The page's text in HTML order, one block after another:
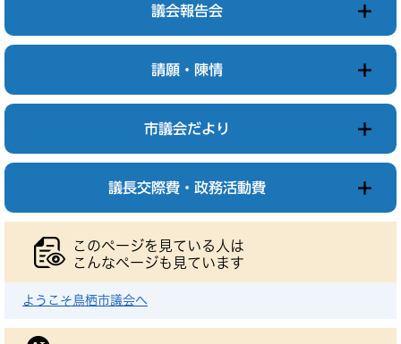
議会報告会
請願・陳情
市議会だより
議長交際費・政務活動費
このページを見ている人は
こんなページも見ています
ようこそ鳥栖市議会へ